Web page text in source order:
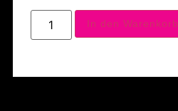
In den Warenkorb